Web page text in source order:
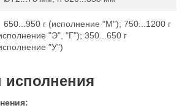
650...950 г (исполнение "М"); 750...1200 г
"Э", "Г"); 350...650 г
"У")